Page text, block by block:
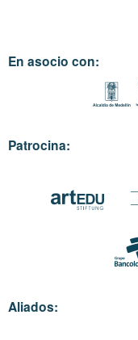
En asocio con:
Patrocina:
Aliados: